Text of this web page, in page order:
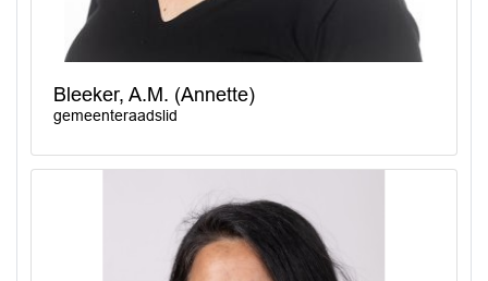
Bleeker, A.M. (Annette)
gemeenteraadslid